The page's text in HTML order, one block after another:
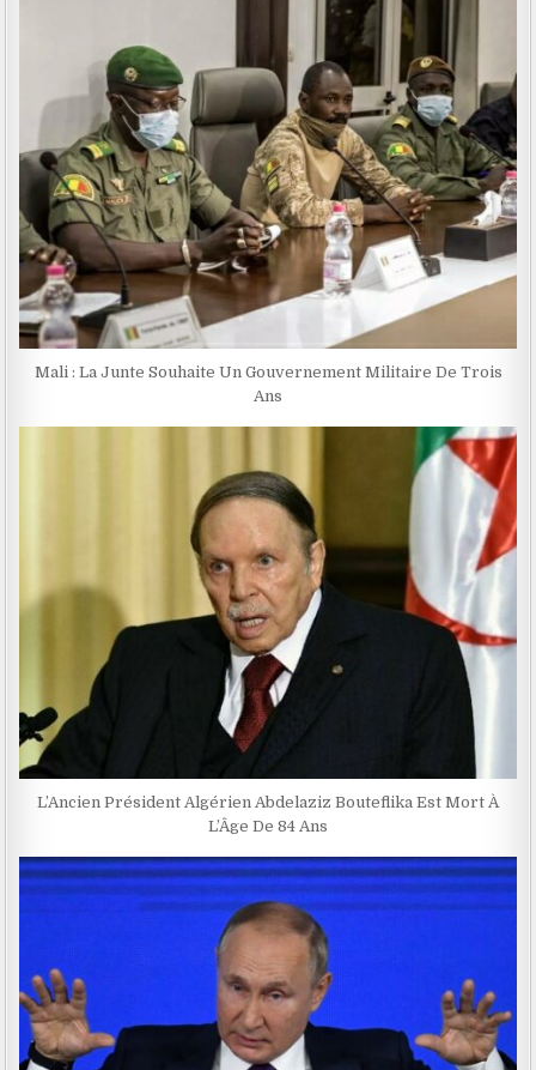
Mali : La Junte Souhaite Un Gouvernement Militaire De Trois
Ans
L’Ancien Président Algérien Abdelaziz Bouteflika Est Mort À
L’Âge De 84 Ans